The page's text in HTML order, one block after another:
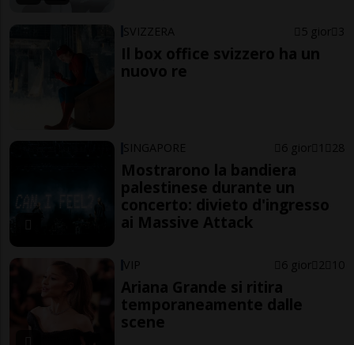
SVIZZERA 5 gior 3
Il box office svizzero ha un
nuovo re
SINGAPORE 6 gior 1 28
Mostrarono la bandiera
palestinese durante un
concerto: divieto d'ingresso
ai Massive Attack
VIP 6 gior 2 10
Ariana Grande si ritira
temporaneamente dalle
scene